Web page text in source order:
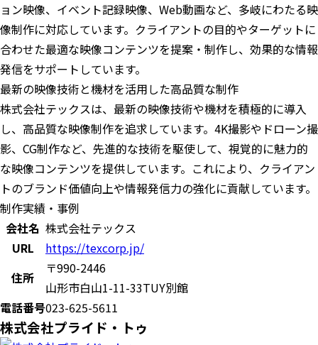
ョン映像、イベント記録映像、Web動画など、多岐にわたる映
像制作に対応しています。クライアントの目的やターゲットに
合わせた最適な映像コンテンツを提案・制作し、効果的な情報
発信をサポートしています。
最新の映像技術と機材を活用した高品質な制作
株式会社テックスは、最新の映像技術や機材を積極的に導入
し、高品質な映像制作を追求しています。4K撮影やドローン撮
影、CG制作など、先進的な技術を駆使して、視覚的に魅力的
な映像コンテンツを提供しています。これにより、クライアン
トのブランド価値向上や情報発信力の強化に貢献しています。
制作実績・事例
会社名 株式会社テックス
URL
https://texcorp.jp/
住所
〒990-2446
山形市白山1-11-33TUY別館
電話番号023-625-5611
株式会社プライド・トゥ